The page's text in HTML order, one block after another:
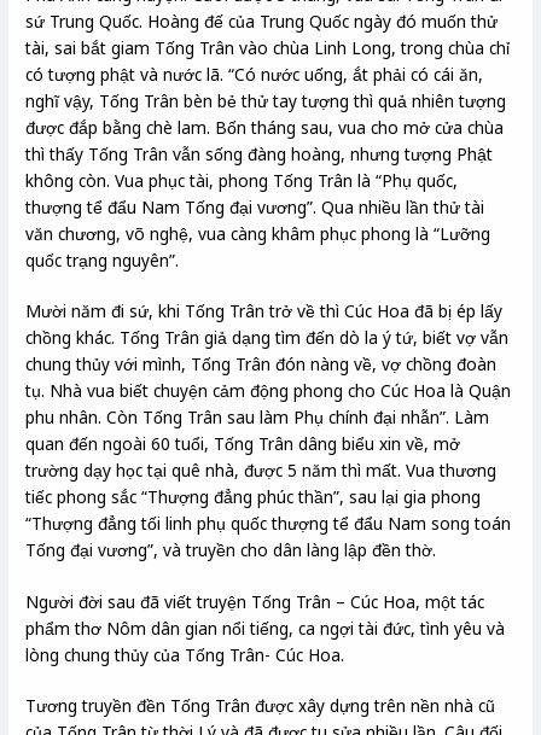
sứ Trung Quốc. Hoàng đế của Trung Quốc ngày đó muốn thử
tài, sai bắt giam Tống Trân vào chùa Linh Long, trong chùa chỉ
có tượng phật và nước lã. “Có nước uống, ắt phải có cái ăn,
nghĩ vậy, Tống Trân bèn bẻ thử tay tượng thì quả nhiên tượng
được đắp bằng chè lam. Bốn tháng sau, vua cho mở cửa chùa
thì thấy Tống Trân vẫn sống đàng hoàng, nhưng tượng Phật
không còn. Vua phục tài, phong Tống Trân là “Phụ quốc,
thượng tể đẩu Nam Tống đại vương”. Qua nhiều lần thử tài
văn chương, võ nghệ, vua càng khâm phục phong là “Lưỡng
quốc trạng nguyên”.
Mười năm đi sứ, khi Tống Trân trở về thì Cúc Hoa đã bị ép lấy
chồng khác. Tống Trân giả dạng tìm đến dò la ý tứ, biết vợ vẫn
chung thủy với mình, Tống Trân đón nàng về, vợ chồng đoàn
tụ. Nhà vua biết chuyện cảm động phong cho Cúc Hoa là Quận
phu nhân. Còn Tống Trân sau làm Phụ chính đại nhẫn”. Làm
quan đến ngoài 60 tuổi, Tống Trân dâng biểu xin về, mở
trường dạy học tại quê nhà, được 5 năm thì mất. Vua thương
tiếc phong sắc “Thượng đẳng phúc thần”, sau lại gia phong
“Thượng đẳng tối linh phụ quốc thượng tể đẩu Nam song toán
Tống đại vương”, và truyền cho dân làng lập đền thờ.
Người đời sau đã viết truyện Tống Trân – Cúc Hoa, một tác
phẩm thơ Nôm dân gian nổi tiếng, ca ngợi tài đức, tình yêu và
lòng chung thủy của Tống Trân- Cúc Hoa.
Tương truyền đền Tống Trân được xây dựng trên nền nhà cũ